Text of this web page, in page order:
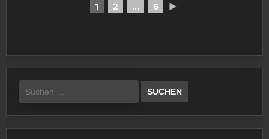
1 2 ... 6 ►
Suchen
nach: